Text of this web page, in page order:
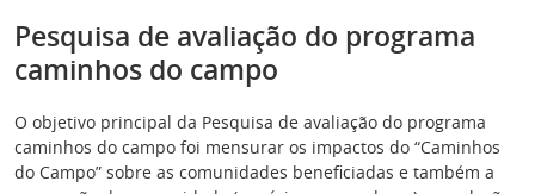
Pesquisa de avaliação do programa
caminhos do campo
O objetivo principal da Pesquisa de avaliação do programa
caminhos do campo foi mensurar os impactos do “Caminhos
do Campo” sobre as comunidades beneficiadas e também a